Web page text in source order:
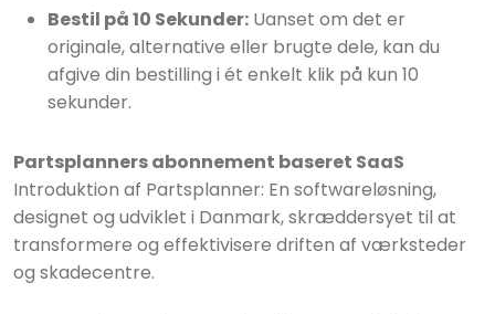
Bestil på 10 Sekunder: Uanset om det er
originale, alternative eller brugte dele, kan du
afgive din bestilling i ét enkelt klik på kun 10
sekunder.
Partsplanners abonnement baseret SaaS
Introduktion af Partsplanner: En softwareløsning,
designet og udviklet i Danmark, skræddersyet til at
transformere og effektivisere driften af værksteder
og skadecentre.